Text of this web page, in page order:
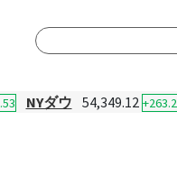
NYダウ 54,349.12